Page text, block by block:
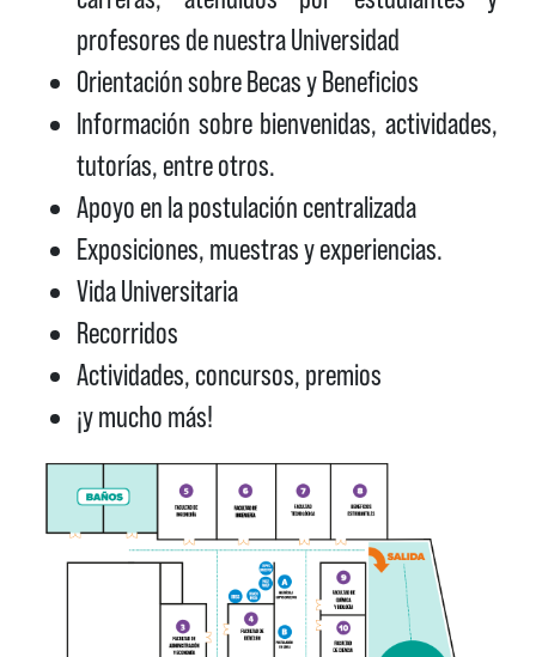
profesores de nuestra Universidad
Orientación sobre Becas y Beneficios
Información sobre bienvenidas, actividades,
tutorías, entre otros.
Apoyo en la postulación centralizada
Exposiciones, muestras y experiencias.
Vida Universitaria
Recorridos
Actividades, concursos, premios
¡y mucho más!